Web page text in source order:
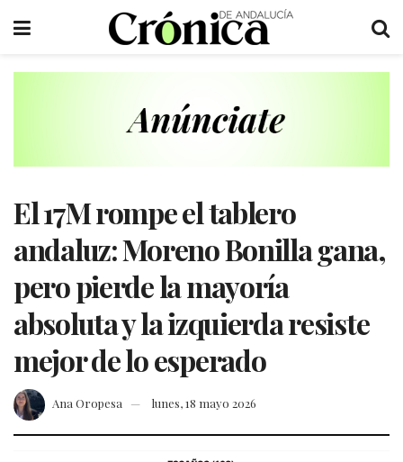
El 17M rompe el tablero
andaluz: Moreno Bonilla gana,
pero pierde la mayoría
absoluta y la izquierda resiste
mejor de lo esperado
Ana Oropesa lunes, 18 mayo 2026